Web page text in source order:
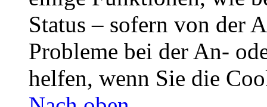
Status – sofern von der
Probleme bei der An-
helfen, wenn Sie die